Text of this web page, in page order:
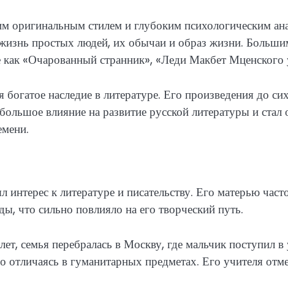
оригинальным стилем и глубоким психологическим
простых людей, их обычаи и образ жизни.
как «Очарованный странник», «Леди Макбет Мценского
богатое наследие в литературе. Его произведения до
влияние на развитие русской литературы и
интерес к литературе и писательству. Его матерью
что сильно повлияло на его творческий путь.
семья перебралась в Москву, где мальчик поступил в
в гуманитарных предметах. Его учителя